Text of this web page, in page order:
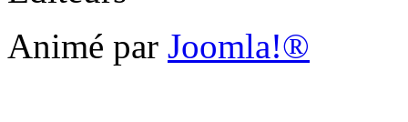
Animé par Joomla!®